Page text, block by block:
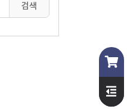
검색